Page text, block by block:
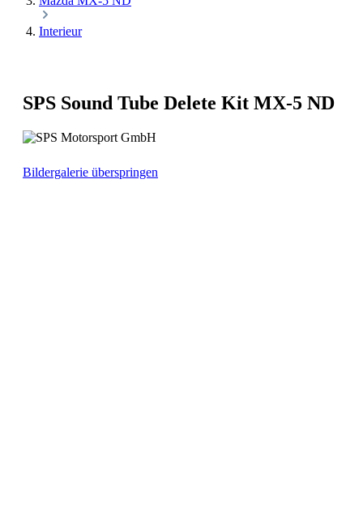
Interieur
SPS Sound Tube Delete Kit MX-5 ND
Bildergalerie überspringen